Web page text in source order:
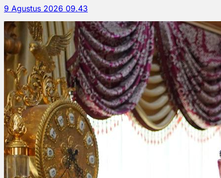
9 Agustus 2026 09.43